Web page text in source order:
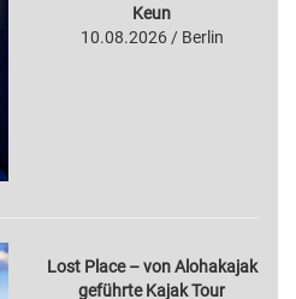
Keun
10.08.2026 / Berlin
Lost Place – von Alohakajak
geführte Kajak Tour